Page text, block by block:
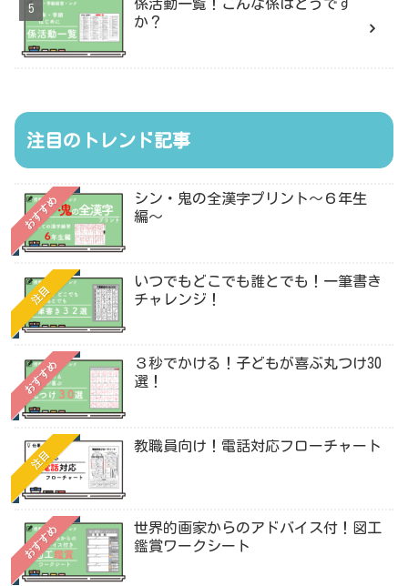
係活動一覧！こんな係はどうです
か？
注目のトレンド記事
おすすめ
シン・鬼の全漢字プリント〜６年生
編〜
注目
いつでもどこでも誰とでも！一筆書き
チャレンジ！
おすすめ
３秒でかける！子どもが喜ぶ丸つけ30
選！
注目
教職員向け！電話対応フローチャート
おすすめ
世界的画家からのアドバイス付！図工
鑑賞ワークシート